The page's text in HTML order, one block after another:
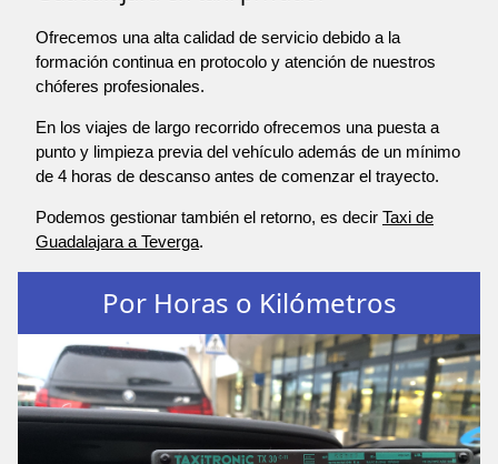
Ofrecemos una alta calidad de servicio debido a la
formación continua en protocolo y atención de nuestros
chóferes profesionales.
En los viajes de largo recorrido ofrecemos una puesta a
punto y limpieza previa del vehículo además de un mínimo
de 4 horas de descanso antes de comenzar el trayecto.
Podemos gestionar también el retorno, es decir Taxi de
Guadalajara a Teverga.
Por Horas o Kilómetros